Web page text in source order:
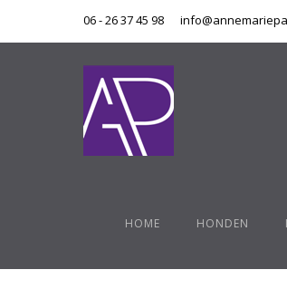
06 - 26 37 45 98
HOME HONDEN